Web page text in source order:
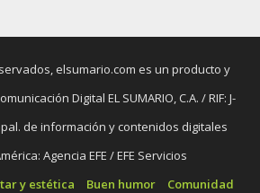
elsumario.com es un producto y
Digital EL SUMARIO, C.A. / RIF: J-
de información y contenidos digitales
Agencia EFE / EFE Servicios
y estética Buen humor
Comunidad